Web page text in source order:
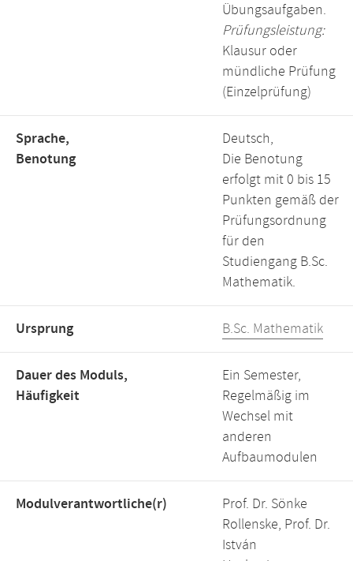
Übungsaufgaben.
Prüfungsleistung:
Klausur oder
mündliche Prüfung
(Einzelprüfung)
Sprache,
Benotung
Deutsch,
Die Benotung
erfolgt mit 0 bis 15
Punkten gemäß der
Prüfungsordnung
für den
Studiengang B.Sc.
Mathematik.
Ursprung B.Sc. Mathematik
Dauer des Moduls,
Häufigkeit
Ein Semester,
Regelmäßig im
Wechsel mit
anderen
Aufbaumodulen
Modulverantwortliche(r)
Prof. Dr. Sönke
Rollenske, Prof. Dr.
István